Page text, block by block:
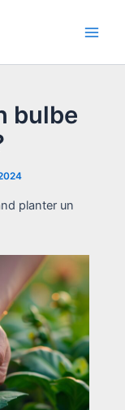
bulbe
planter un